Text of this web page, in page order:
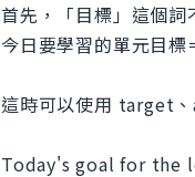
首先，「目標」這個詞
今日要學習的單元目標
這時可以使用 target
Today's goal for the